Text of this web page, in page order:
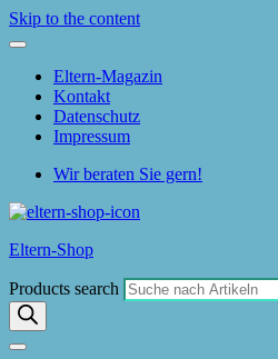
Skip to the content
Eltern-Magazin
Kontakt
Datenschutz
Impressum
Wir beraten Sie gern!
Eltern-Shop
Products search